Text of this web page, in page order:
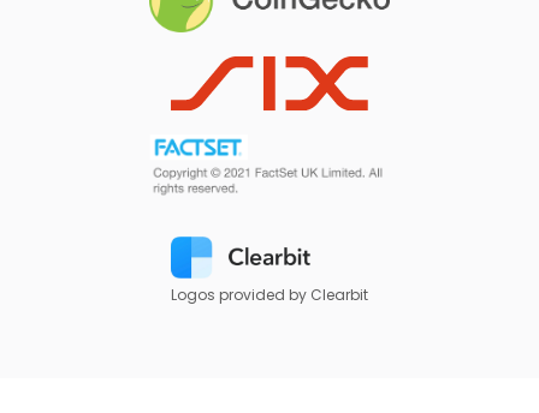
Logos provided by Clearbit